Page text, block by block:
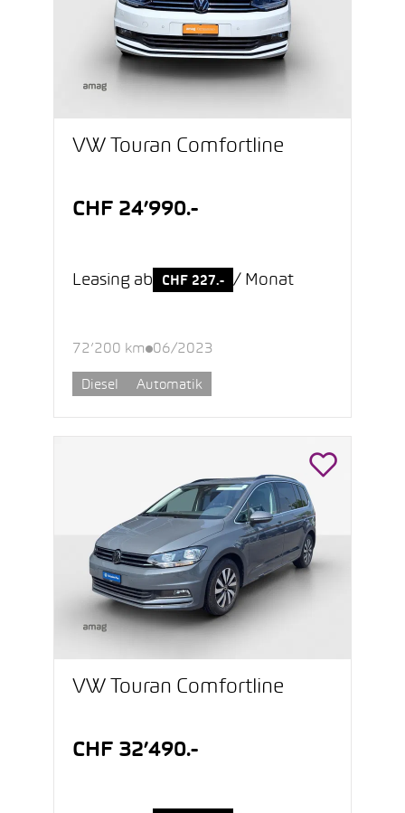
VW Touran Comfortline
CHF 24’990.-
Leasing ab CHF 227.- / Monat
72’200 km 06/2023
Diesel Automatik
VW Touran Comfortline
CHF 32’490.-